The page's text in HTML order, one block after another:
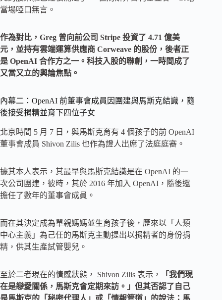
當場啞口無言。
作為對比，Greg 曾向前公司 Stripe 投資了 4.71 億美
元，並持有雲端運算供應商 Corweave 的股份，後者正
是 OpenAI 合作方之一。科技入股的聯創，一時間成了
又當又立的輿論焦點。
內幕二：OpenAI 前董事會成員因團建與馬斯克結識，隨
後接受捐精並育下四位子女
北京時間 5 月 7 日，與馬斯克育有 4 個孩子的前 OpenAI
董事會成員 Shivon Zilis 也作為證人出席了法庭庭審。
據其本人表示，其最早與馬斯克結識是在 OpenAI 的一
次公司團建，彼時，其於 2016 年加入 OpenAI，隨後還
擔任了數年的董事會成員。
而在其決定成為單親媽媽並生育孩子後，歷來以「人類
中心主義」為己任的馬斯克主動提出以捐精者的身份捐
精，供其生產試管嬰兒。
至於二者現在的情感狀態， Shivon Zilis 表示，
「我們現
在是戀愛關係，馬斯克會定期來訪。」但其否認了自己